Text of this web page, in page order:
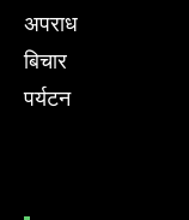
अपराध
बिचार
पर्यटन